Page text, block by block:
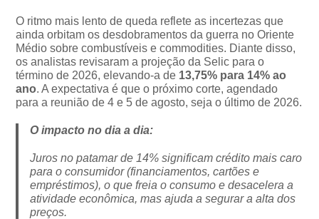
O ritmo mais lento de queda reflete as incertezas que
ainda orbitam os desdobramentos da guerra no Oriente
Médio sobre combustíveis e commodities. Diante disso,
os analistas revisaram a projeção da Selic para o
término de 2026, elevando-a de 13,75% para 14% ao
ano. A expectativa é que o próximo corte, agendado
para a reunião de 4 e 5 de agosto, seja o último de 2026.
O impacto no dia a dia:
Juros no patamar de 14% significam crédito mais caro
para o consumidor (financiamentos, cartões e
empréstimos), o que freia o consumo e desacelera a
atividade econômica, mas ajuda a segurar a alta dos
preços.